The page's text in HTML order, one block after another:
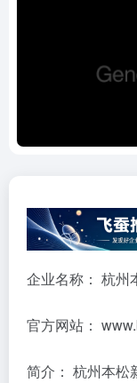
企业名称： 杭州
官方网站：
简介： 杭州本松